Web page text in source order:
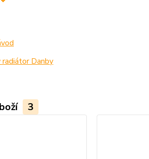
Danby
3